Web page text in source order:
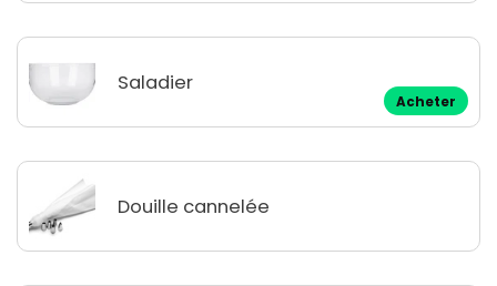
Saladier
Acheter
Douille cannelée